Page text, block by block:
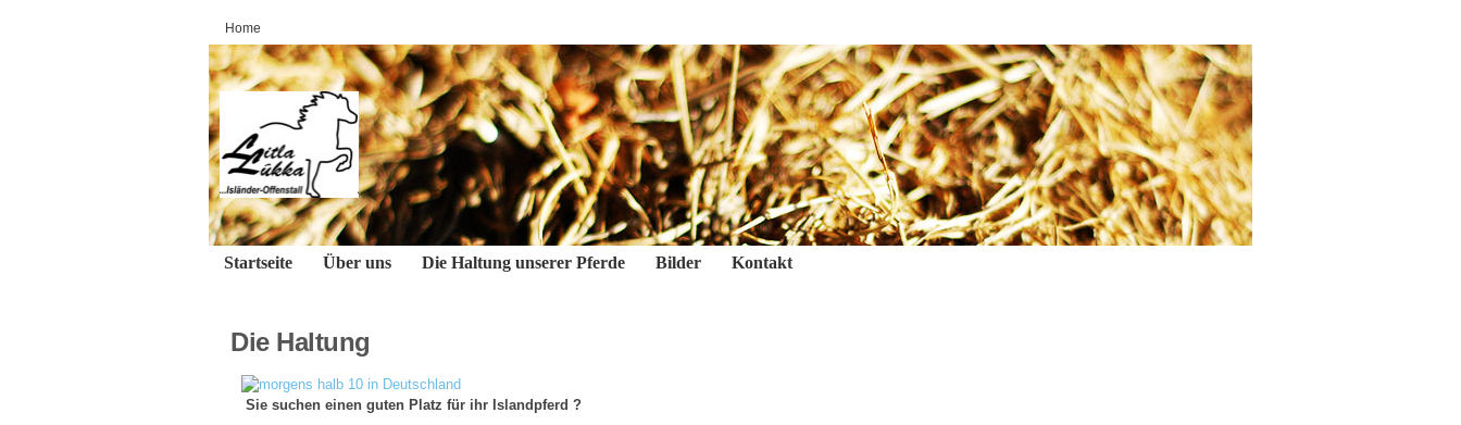
Home
Startseite Über uns Die Haltung unserer Pferde Bilder Kontakt
Die Haltung
Sie suchen einen guten Platz für ihr Islandpferd ?